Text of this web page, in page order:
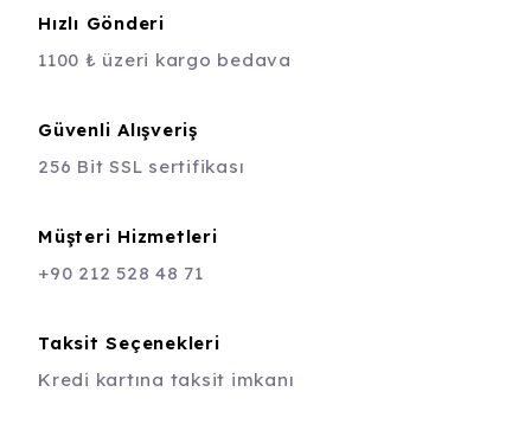
Hızlı Gönderi
1100 ₺ üzeri kargo bedava
Güvenli Alışveriş
256 Bit SSL sertifikası
Müşteri Hizmetleri
+90 212 528 48 71
Taksit Seçenekleri
Kredi kartına taksit imkanı